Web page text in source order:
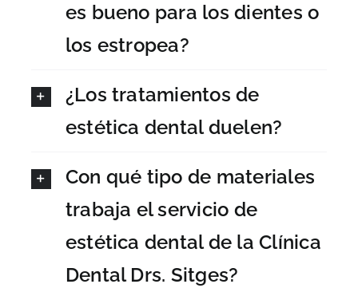
es bueno para los dientes o
los estropea?
¿Los tratamientos de
estética dental duelen?
Con qué tipo de materiales
trabaja el servicio de
estética dental de la Clínica
Dental Drs. Sitges?